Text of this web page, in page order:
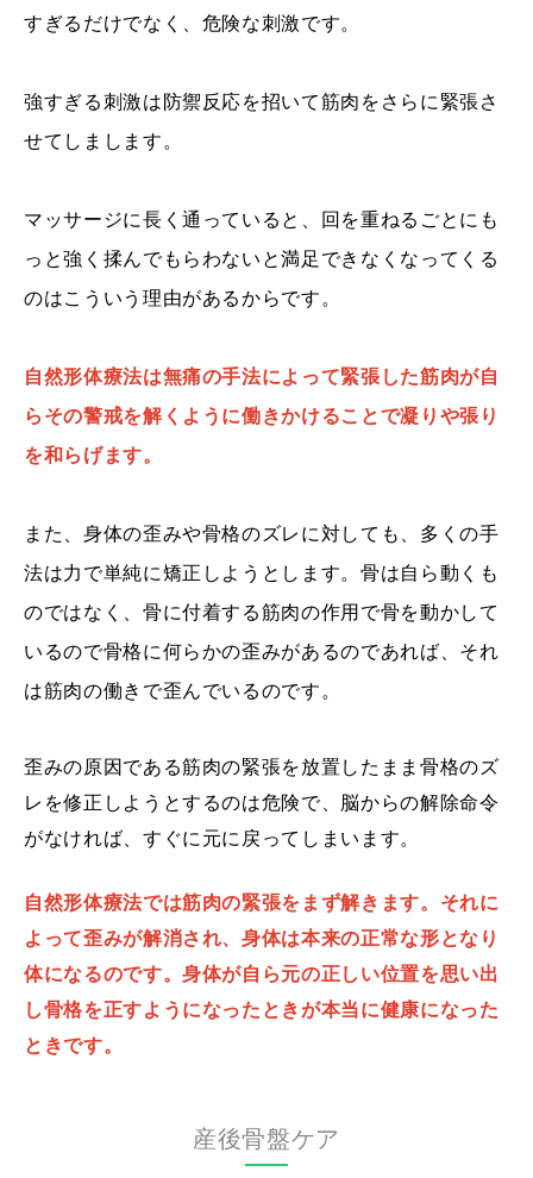
すぎるだけでなく、危険な刺激です。
強すぎる刺激は防禦反応を招いて筋肉をさらに緊張さ
せてしまします。
マッサージに長く通っていると、回を重ねるごとにも
っと強く揉んでもらわないと満足できなくなってくる
のはこういう理由があるからです。
自然形体療法は無痛の手法によって緊張した筋肉が自
らその警戒を解くように働きかけることで凝りや張り
を和らげます。
また、身体の歪みや骨格のズレに対しても、多くの手
法は力で単純に矯正しようとします。骨は自ら動くも
のではなく、骨に付着する筋肉の作用で骨を動かして
いるので骨格に何らかの歪みがあるのであれば、それ
は筋肉の働きで歪んでいるのです。
歪みの原因である筋肉の緊張を放置したまま骨格のズ
レを修正しようとするのは危険で、脳からの解除命令
がなければ、すぐに元に戻ってしまいます。
自然形体療法では筋肉の緊張をまず解きます。それに
よって歪みが解消され、身体は本来の正常な形となり
体になるのです。身体が自ら元の正しい位置を思い出
し骨格を正すようになったときが本当に健康になった
ときです。
産後骨盤ケア